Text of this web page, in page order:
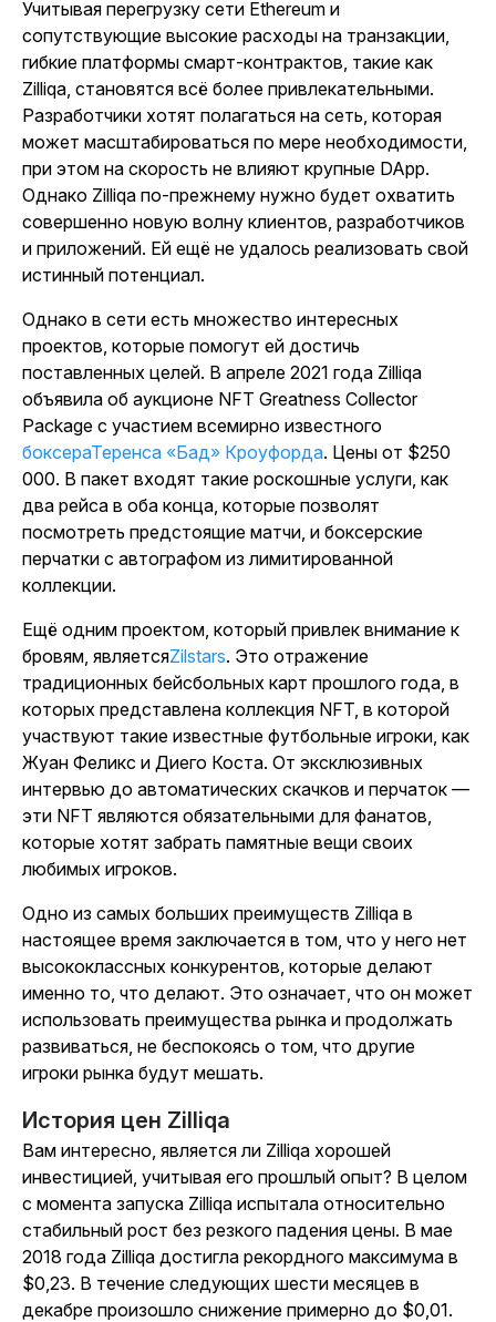
Учитывая перегрузку сети Ethereum и
сопутствующие высокие расходы на транзакции,
гибкие платформы смарт-контрактов, такие как
Zilliqa, становятся всё более привлекательными.
Разработчики хотят полагаться на сеть, которая
может масштабироваться по мере необходимости,
при этом на скорость не влияют крупные DApp.
Однако Zilliqa по-прежнему нужно будет охватить
совершенно новую волну клиентов, разработчиков
и приложений. Ей ещё не удалось реализовать свой
истинный потенциал.
Однако в сети есть множество интересных
проектов, которые помогут ей достичь
поставленных целей. В апреле 2021 года Zilliqa
объявила об аукционе NFT Greatness Collector
Package с участием всемирно известного
боксераТеренса «Бад» Кроуфорда. Цены от $250
000. В пакет входят такие роскошные услуги, как
два рейса в оба конца, которые позволят
посмотреть предстоящие матчи, и боксерские
перчатки с автографом из лимитированной
коллекции.
Ещё одним проектом, который привлек внимание к
бровям, являетсяZilstars. Это отражение
традиционных бейсбольных карт прошлого года, в
которых представлена коллекция NFT, в которой
участвуют такие известные футбольные игроки, как
Жуан Феликс и Диего Коста. От эксклюзивных
интервью до автоматических скачков и перчаток —
эти NFT являются обязательными для фанатов,
которые хотят забрать памятные вещи своих
любимых игроков.
Одно из самых больших преимуществ Zilliqa в
настоящее время заключается в том, что у него нет
высококлассных конкурентов, которые делают
именно то, что делают. Это означает, что он может
использовать преимущества рынка и продолжать
развиваться, не беспокоясь о том, что другие
игроки рынка будут мешать.
История цен Zilliqa
Вам интересно, является ли Zilliqa хорошей
инвестицией, учитывая его прошлый опыт? В целом
с момента запуска Zilliqa испытала относительно
стабильный рост без резкого падения цены. В мае
2018 года Zilliqa достигла рекордного максимума в
$0,23. В течение следующих шести месяцев в
декабре произошло снижение примерно до $0,01.